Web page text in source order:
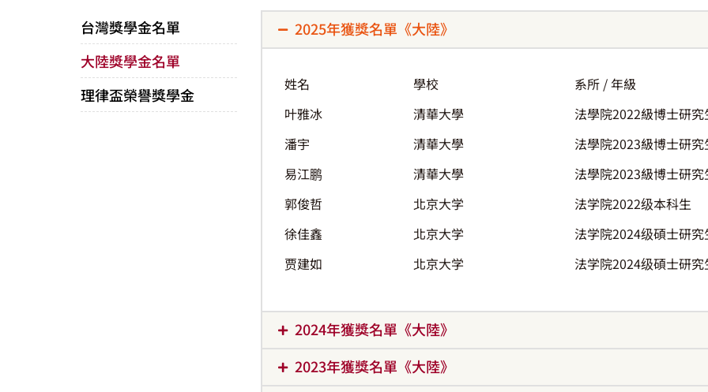
台灣獎學金名單
大陸獎學金名單
理律盃榮譽獎學金
2025年獲獎名單《大陸》
姓名 學校
系所 / 年級
叶雅冰
清華大學
法學院2022級博士研究
潘宇
清華大學
法學院2023級博士研究
易江鹏
清華大學
法學院2023級博士研究
郭俊哲
北京大学
法学院2022级本科生
徐佳鑫
北京大学
法学院2024级碩士研究
贾建如
北京大学 法学院2024级碩士研究
2024年獲獎名單《大陸》
2023年獲獎名單《大陸》